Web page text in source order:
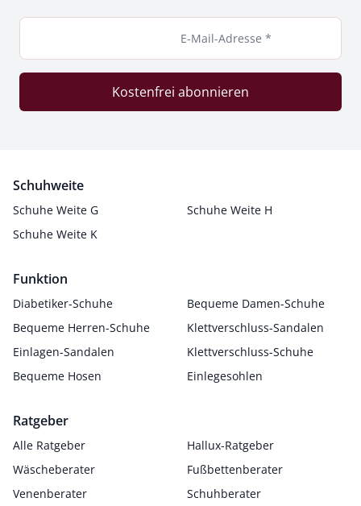
E-Mail-Adresse *
Kostenfrei abonnieren
Schuhweite
Schuhe Weite G
Schuhe Weite H
Schuhe Weite K
Funktion
Diabetiker-Schuhe
Bequeme Damen-Schuhe
Bequeme Herren-Schuhe
Klettverschluss-Sandalen
Einlagen-Sandalen
Klettverschluss-Schuhe
Bequeme Hosen
Einlegesohlen
Ratgeber
Alle Ratgeber
Hallux-Ratgeber
Wäscheberater
Fußbettenberater
Venenberater
Schuhberater